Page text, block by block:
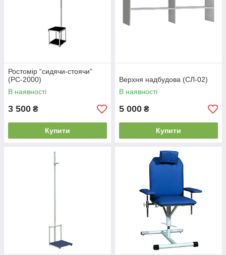
Ростомір “сидячи-стоячи”
(РС-2000)
В наявності
3 500 ₴
Купити
Верхня надбудова (СЛ-02)
В наявності
5 000 ₴
Купити